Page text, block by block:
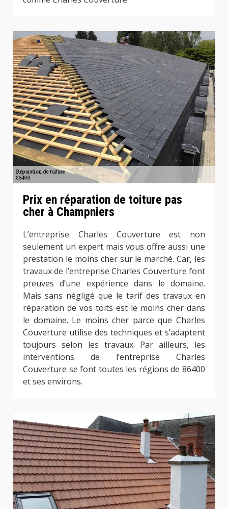
Prix en réparation de toiture pas
cher à Champniers
L’entreprise Charles Couverture est non
seulement un expert mais vous offre aussi une
prestation le moins cher sur le marché. Car, les
travaux de l’entreprise Charles Couverture font
preuves d’une expérience dans le domaine.
Mais sans négligé que le tarif des travaux en
réparation de vos toits est le moins cher dans
le domaine. Le moins cher parce que Charles
Couverture utilise des techniques et s’adaptent
toujours selon les travaux. Par ailleurs, les
interventions de l’entreprise Charles
Couverture se font toutes les régions de 86400
et ses environs.